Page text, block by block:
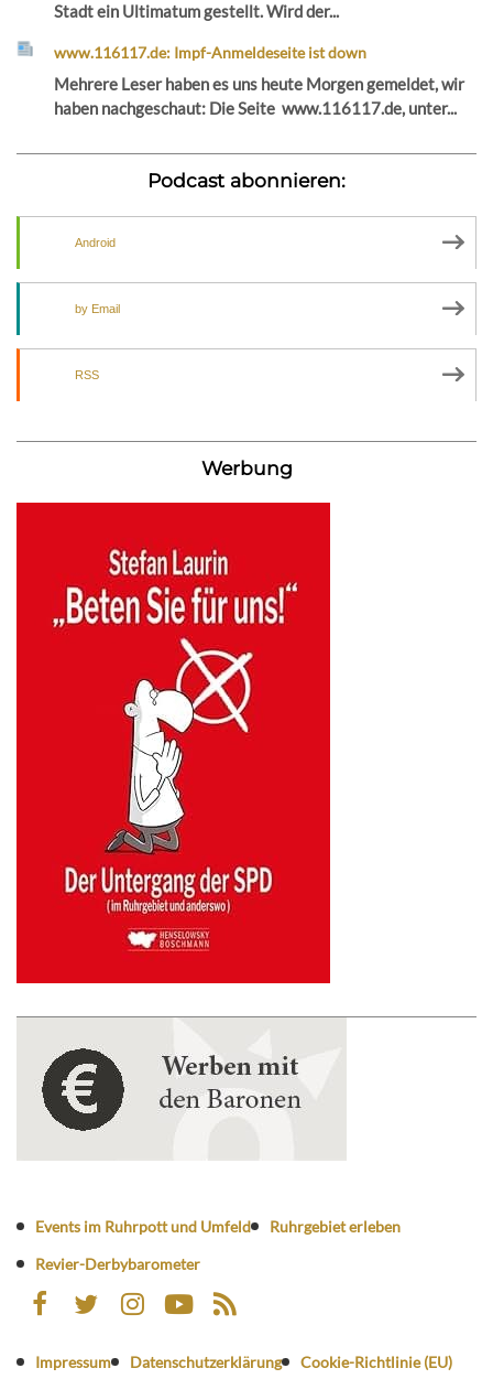
Stadt ein Ultimatum gestellt. Wird der...
www.116117.de: Impf-Anmeldeseite ist down
Mehrere Leser haben es uns heute Morgen gemeldet, wir
haben nachgeschaut: Die Seite www.116117.de, unter...
Podcast abonnieren:
Android
by Email
RSS
Werbung
Events im Ruhrpott und Umfeld
Ruhrgebiet erleben
Revier-Derbybarometer
Impressum Datenschutzerklärung Cookie-Richtlinie (EU)